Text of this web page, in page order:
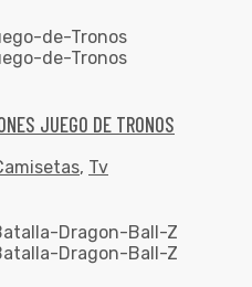
JUEGO DE TRONOS
, Tv